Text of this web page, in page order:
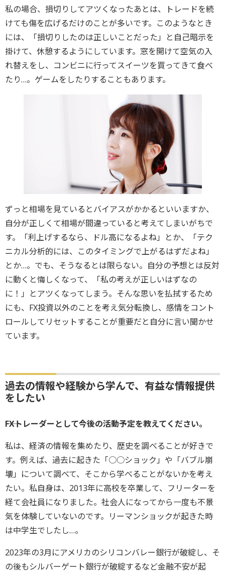
私の場合、損切りしてアツくなったあとは、トレードを続
けても傷を広げるだけのことが多いです。このようなとき
には、「損切りしたのは正しいことだった」と自己暗示を
掛けて、休憩するようにしています。窓を開けて空気の入
れ替えをし、コンビニに行ってスイーツを買ってきて食べ
たり…。ゲームをしたりすることもあります。
ずっと相場を見ているとバイアスがかかるといいますか、
自分が正しくて相場が間違っていると考えてしまいがちで
す。「利上げするなら、ドル高になるよね」とか、「テク
ニカル分析的には、このタイミングで上がるはずだよね」
とか…。でも、そうなるとは限らない。自分の予想とは反対
に動くと悔しくなって、「私の考えが正しいはずなの
に！」とアツくなってしまう。そんな思いを払拭するため
にも、FX投資以外のことを考え気分転換し、感情をコント
ロールしてリセットすることが重要だと自分に言い聞かせ
ています。
過去の情報や経験から学んで、有益な情報提供
をしたい
――FXトレーダーとして今後の活動予定を教えてください。
私は、経済の情報を集めたり、歴史を調べることが好きで
す。例えば、過去に起きた「○○ショック」や「バブル崩
壊」について調べて、そこから学べることがないかを考え
たい。私自身は、2013年に高校を卒業して、フリーターを
経て会社員になりました。社会人になってから一度も不景
気を体験していないのです。リーマンショックが起きた時
は中学生でしたし…。
2023年の3月にアメリカのシリコンバレー銀行が破綻し、そ
の後もシルバーゲート銀行が破綻するなど金融不安が起